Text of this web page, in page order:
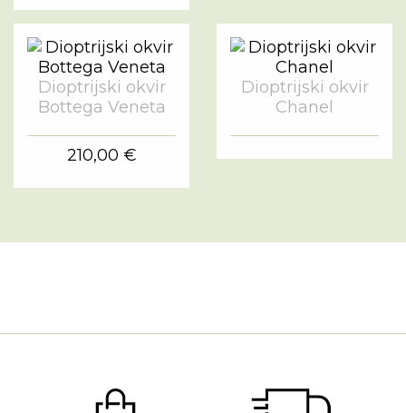
Dioptrijski okvir
Bottega Veneta
210,00 €
Dioptrijski okvir
Chanel